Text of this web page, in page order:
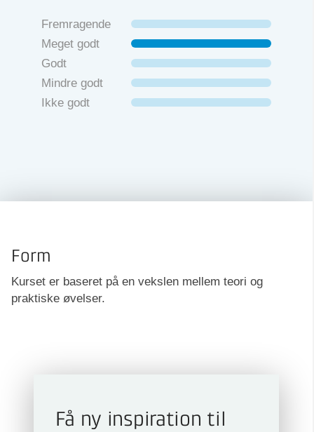
Fremragende
Meget godt
Godt
Mindre godt
Ikke godt
Form
Kurset er baseret på en vekslen mellem teori og
praktiske øvelser.
Få ny inspiration til